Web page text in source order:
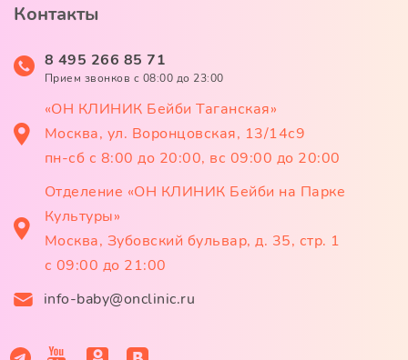
Контакты
8 495 266 85 71
Прием звонков c 08:00 до 23:00
«ОН КЛИНИК Бейби Таганская»
Москва, ул. Воронцовская, 13/14с9
пн-сб с 8:00 до 20:00, вс 09:00 до 20:00
Отделение «ОН КЛИНИК Бейби на Парке
Культуры»
Москва, Зубовский бульвар, д. 35, стр. 1
с 09:00 до 21:00
info-baby@onclinic.ru